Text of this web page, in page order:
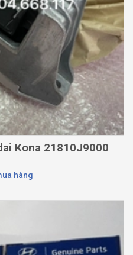
Kona 21810J9000
hàng